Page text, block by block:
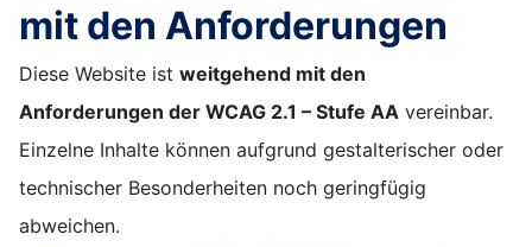
mit den Anforderungen
Diese Website ist weitgehend mit den
Anforderungen der WCAG 2.1 – Stufe AA vereinbar.
Einzelne Inhalte können aufgrund gestalterischer oder
technischer Besonderheiten noch geringfügig
abweichen.